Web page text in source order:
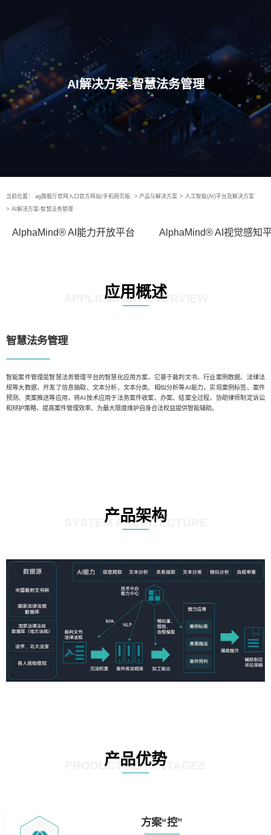
AI解决方案-智慧法务管理
当前位置： ag旗舰厅官网入口官方网站/手机网页版, > 产品与解决方案 > 人工智能(AI)平台及解决方案
> AI解决方案-智慧法务管理
AlphaMind® AI能力开放平台 AlphaMind® AI视觉感知
应用概述
APPLICATION OVERVIEW
智慧法务管理
智能案件管理是智慧法务管理平台的智慧化应用方案，它基于裁判文书、行业案例数据、法律法
规等大数据，开发了信息抽取、文本分析、文本分类、相似分析等AI能力，实现案例标签、案件
预测、类案推送等应用，将AI技术应用于法务案件收案、办案、结案全过程，协助律师制定诉讼
和辩护策略，提高案件管理效率、为最大限度维护自身合法权益提供智能辅助。
产品架构
SYSTEM ARCHITECTURE
产品优势
PRODUCT ADVANTAGES
方案“控”